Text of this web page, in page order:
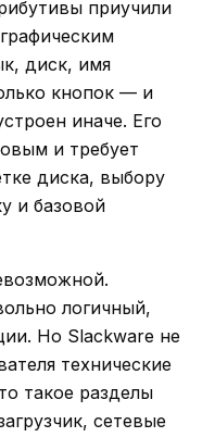
приучили
диск, имя
кнопок — и
иначе. Его
и требует
диска, выбору
и базовой
логичный,
Но Slackware не
технические
такое разделы
сетевые